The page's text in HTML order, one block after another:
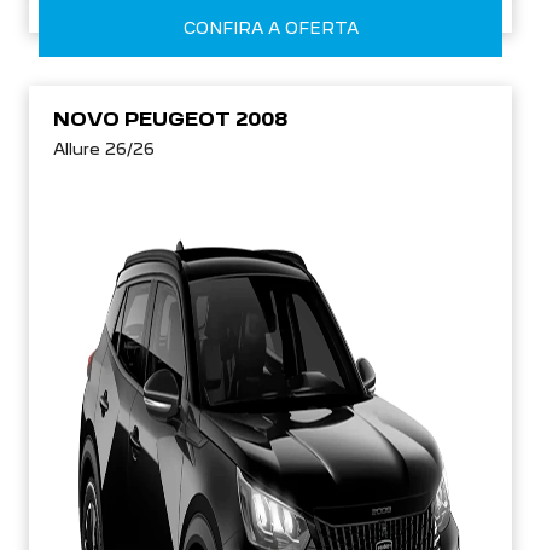
CONFIRA A OFERTA
NOVO PEUGEOT 2008
Allure 26/26